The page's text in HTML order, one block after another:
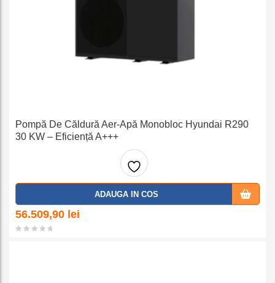
Pompă De Căldură Aer-Apă Monobloc Hyundai R290
30 KW – Eficiență A+++
Adaug
ADAUGA IN COS
56.509,90 lei